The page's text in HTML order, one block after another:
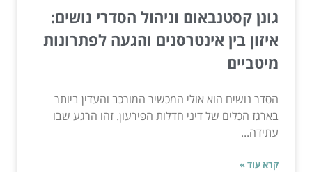
גונן קסטנבאום וניהול הסדרי נושים:
איזון בין אינטרסנים והגעה לפתרונות
מיטביים
הסדר נושים הוא אולי המכשיר המורכב והעדין ביותר
בארגז הכלים של דיני חדלות הפירעון. זהו הרגע שבו
עתידה...
קרא עוד »